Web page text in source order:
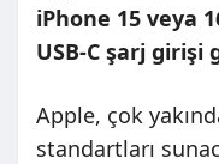
iPhone 15 veya
USB-C şarj girişi
Apple, çok
standartları